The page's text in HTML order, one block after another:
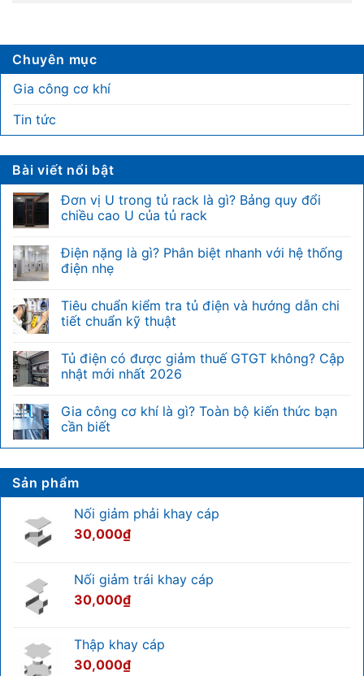
Chuyên mục
Gia công cơ khí
Tin tức
Bài viết nổi bật
Đơn vị U trong tủ rack là gì? Bảng quy đổi
chiều cao U của tủ rack
bình
luận
ở
U
trong
tủ
gì?
Bảng
quy
cao
của
Điện nặng là gì? Phân biệt nhanh với hệ thống
điện nhẹ
bình
luận
ở
là
gì?
Phân
với
hệ
thống
Tiêu chuẩn kiểm tra tủ điện và hướng dẫn chi
tiết chuẩn kỹ thuật
bình
luận
ở
kiểm
tra
tủ
dẫn
chi
tiết
thuật
Tủ điện có được giảm thuế GTGT không? Cập
nhật mới nhất 2026
bình
luận
ở
được
giảm
thuế
không?
nhật
Gia công cơ khí là gì? Toàn bộ kiến thức bạn
cần biết
luận
ở
Gia
kiến
bạn
Sản phẩm
Nối giảm phải khay cáp
30,000₫
Nối giảm trái khay cáp
30,000₫
Thập khay cáp
30,000₫